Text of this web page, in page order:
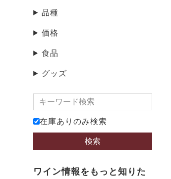
品種
価格
食品
グッズ
在庫ありのみ検索
検索
ワイン情報をもっと知りた